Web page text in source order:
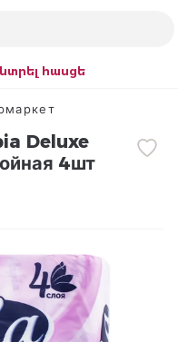
հասցե
Deluxe
4шт